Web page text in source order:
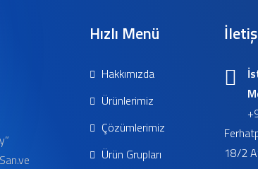
Hızlı Menü
Hakkımızda
Ürünlerimiz
Çözümlerimiz
Ürün Grupları
18/2